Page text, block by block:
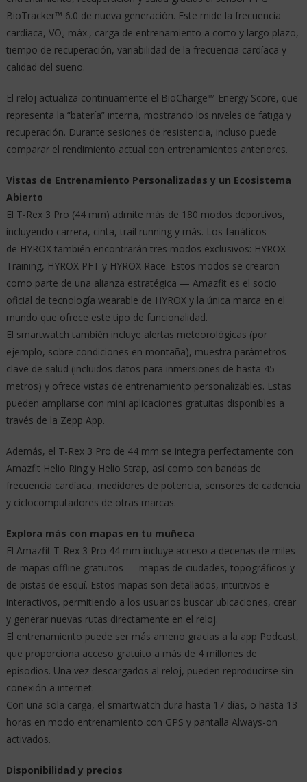
BioTracker™ 6.0 de nueva generación. Este mide la frecuencia
cardíaca, VO₂ máx., carga de entrenamiento a corto y largo plazo,
tiempo de recuperación, variabilidad de la frecuencia cardíaca y
calidad del sueño.
El reloj actualiza continuamente el BioCharge™ Energy Score, que
representa la “batería” interna, mostrando los niveles de fatiga y
recuperación. Durante sesiones de resistencia, incluso puede
comparar el rendimiento actual con entrenamientos anteriores.
Vistas de Entrenamiento Personalizadas y un Ecosistema
Abierto
El T-Rex 3 Pro (44 mm) admite más de 180 modos deportivos,
incluyendo carrera, cinta, trail running y más. Los fanáticos
de HYROX también encontrarán tres modos exclusivos: HYROX
Training, HYROX PFT y HYROX Race. Estos modos se crearon
como parte de una alianza estratégica — Amazfit es el socio
oficial de tecnología wearable de HYROX y la única marca en el
mundo que ofrece este tipo de funcionalidad.
El smartwatch también incluye alertas meteorológicas (por
ejemplo, sobre condiciones en montaña), muestra parámetros
clave de salud (incluidos datos para inmersiones de hasta 45
metros) y ofrece vistas de entrenamiento personalizables. Estas
pueden ampliarse con mini aplicaciones gratuitas disponibles a
través de la Zepp App.
Además, el T-Rex 3 Pro de 44 mm se integra perfectamente con
Amazfit Helio Ring y Helio Strap, así como con bandas de
frecuencia cardíaca, medidores de potencia, sensores de cadencia
y ciclocomputadores de otras marcas.
Explora más con mapas en tu muñeca
El Amazfit T-Rex 3 Pro 44 mm incluye acceso a decenas de miles
de mapas offline gratuitos — mapas de ciudades, topográficos y
de pistas de esquí. Estos mapas son detallados, intuitivos e
interactivos, permitiendo a los usuarios buscar ubicaciones, crear
y generar nuevas rutas directamente en el reloj.
El entrenamiento puede ser más ameno gracias a la app Podcast,
que proporciona acceso gratuito a más de 4 millones de
episodios. Una vez descargados al reloj, pueden reproducirse sin
conexión a internet.
Con una sola carga, el smartwatch dura hasta 17 días, o hasta 13
horas en modo entrenamiento con GPS y pantalla Always-on
activados.
Disponibilidad y precios